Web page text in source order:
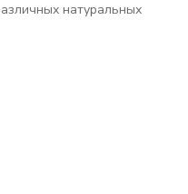
натуральных